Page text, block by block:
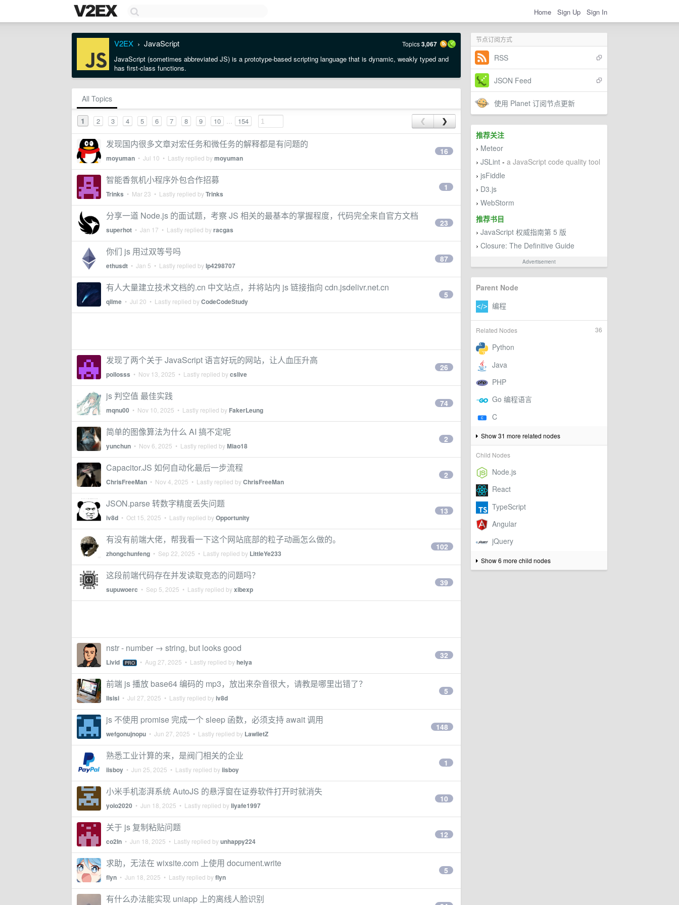
Home Sign Up Sign In
节点订阅方式
RSS
JSON Feed
使用 Planet 订阅节点更新
推荐关注
› Meteor
› JSLint - a JavaScript code quality tool
› jsFiddle
› D3.js
› WebStorm
推荐书目
› JavaScript 权威指南第 5 版
› Closure: The Definitive Guide
Advertisement
Parent Node
36
Related Nodes
Show 31 more related nodes
Child Nodes
Show 6 more child nodes
V2EX › JavaScript Topics3,067
JavaScript (sometimes abbreviated JS) is a prototype-based scripting language that is dynamic, weakly typed and
has first-class functions.
All Topics
1 2 3 4 5 6 7 8 9 10 ... 154 ❮ ❯
发现国内很多文章对宏任务和微任务的解释都是有问题的
moyuman • Jul 10 • Lastly replied bymoyuman
16
智能香氛机小程序外包合作招募
Trinks • Mar 23 • Lastly replied byTrinks
1
分享一道 Node.js 的面试题，考察 JS 相关的最基本的掌握程度，代码完全来自官方文档
superhot • Jan 17 • Lastly replied byracgas
23
你们 js 用过双等号吗
ethusdt • Jan 5 • Lastly replied bylp4298707
87
有人大量建立技术文档的.cn 中文站点，并将站内 js 链接指向 cdn.jsdelivr.net.cn
qilme • Jul 20 • Lastly replied byCodeCodeStudy
5
发现了两个关于 JavaScript 语言好玩的网站，让人血压升高
pollosss • Nov 13, 2025 • Lastly replied bycslive
26
js 判空值 最佳实践
mqnu00 • Nov 10, 2025 • Lastly replied by FakerLeung
74
简单的图像算法为什么 AI 搞不定呢
yunchun • Nov 6, 2025 • Lastly replied byMiao18
2
Capacitor.JS 如何自动化最后一步流程
ChrisFreeMan • Nov 4, 2025 • Lastly replied byChrisFreeMan
2
JSON.parse 转数字精度丢失问题
iv8d • Oct 15, 2025 • Lastly replied byOpportunity
13
有没有前端大佬，帮我看一下这个网站底部的粒子动画怎么做的。
zhongchunfeng • Sep 22, 2025 • Lastly replied by LittleYe233
102
这段前端代码存在并发读取竞态的问题吗？
supuwoerc • Sep 5, 2025 • Lastly replied byxibexp
39
nstr - number → string, but looks good
Livid PRO • Aug 27, 2025 • Lastly replied byheiya
32
前端 js 播放 base64 编码的 mp3，放出来杂音很大，请教是哪里出错了？
lisisi • Jul 27, 2025 • Lastly replied byiv8d
5
js 不使用 promise 完成一个 sleep 函数，必须支持 await 调用
wefgonujnopu • Jun 27, 2025 • Lastly replied by LawlietZ
148
熟悉工业计算的来，是阀门相关的企业
iisboy • Jun 25, 2025 • Lastly replied byiisboy
1
小米手机澎湃系统 AutoJS 的悬浮窗在证券软件打开时就消失
yolo2020 • Jun 18, 2025 • Lastly replied byliyafe1997
10
关于 js 复制粘贴问题
co2In • Jun 18, 2025 • Lastly replied byunhappy224
12
求助，无法在 wixsite.com 上使用 document.write
flyn • Jun 18, 2025 • Lastly replied byflyn
5
有什么办法能实现 uniapp 上的离线人脸识别